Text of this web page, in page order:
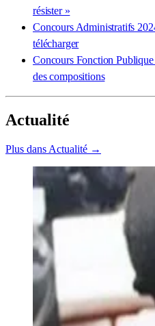
résister »
Concours Administratifs
télécharger
Concours Fonction
des compositions
Actualité
Plus dans Actualité →